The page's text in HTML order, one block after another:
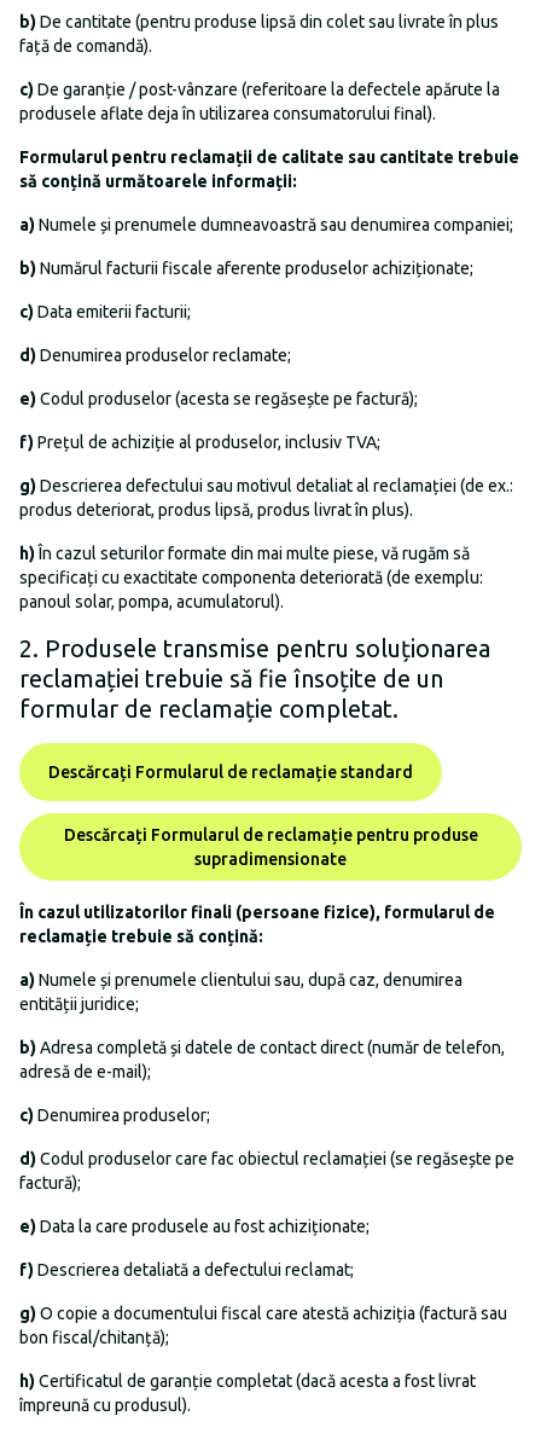
b)De cantitate (pentru produse lipsă din colet sau livrate în plus
față de comandă).
c)De garanție / post-vânzare (referitoare la defectele apărute la
produsele aflate deja în utilizarea consumatorului final).
Formularul pentru reclamații de calitate sau cantitate trebuie
să conțină următoarele informații:
a)Numele și prenumele dumneavoastră sau denumirea companiei;
b)Numărul facturii fiscale aferente produselor achiziționate;
c)Data emiterii facturii;
d)Denumirea produselor reclamate;
e)Codul produselor (acesta se regăsește pe factură);
f)Prețul de achiziție al produselor, inclusiv TVA;
g)Descrierea defectului sau motivul detaliat al reclamației (de ex.:
produs deteriorat, produs lipsă, produs livrat în plus).
h)În cazul seturilor formate din mai multe piese, vă rugăm să
specificați cu exactitate componenta deteriorată (de exemplu:
panoul solar, pompa, acumulatorul).
2. Produsele transmise pentru soluționarea
reclamației trebuie să fie însoțite de un
formular de reclamație completat.
Descărcați Formularul de reclamație standard
Descărcați Formularul de reclamație pentru produse
supradimensionate
În cazul utilizatorilor finali (persoane fizice), formularul de
reclamație trebuie să conțină:
a)Numele și prenumele clientului sau, după caz, denumirea
entității juridice;
b)Adresa completă și datele de contact direct (număr de telefon,
adresă de e-mail);
c)Denumirea produselor;
d)Codul produselor care fac obiectul reclamației (se regăsește pe
factură);
e)Data la care produsele au fost achiziționate;
f)Descrierea detaliată a defectului reclamat;
g)O copie a documentului fiscal care atestă achiziția (factură sau
bon fiscal/chitanță);
h)Certificatul de garanție completat (dacă acesta a fost livrat
împreună cu produsul).